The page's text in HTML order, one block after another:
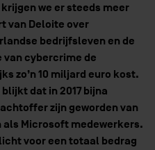
we er steeds meer
van Deloite over
bedrijfsleven en de
cybercrime de
zo’n 10 miljard euro kost.
dat in 2017 bijna
zijn geworden van
Microsoft medewerkers.
voor een totaal bedrag